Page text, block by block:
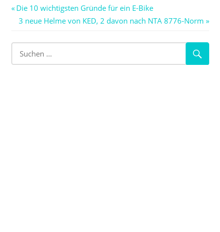
Beitragsnavigation
Vorheriger
Beitrag:
Die 10 wichtigsten Gründe für ein E-Bike
Nächster
3 neue Helme von KED, 2 davon nach NTA 8776-Norm